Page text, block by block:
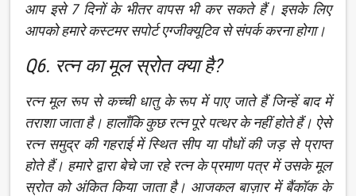
आप इसे 7 दिनों के भीतर वापस भी कर सकते हैं। इसके लिए
आपको हमारे कस्टमर सपोर्ट एग्जीक्यूटिव से संपर्क करना होगा।
Q6. रत्न का मूल स्रोत क्या है?
रत्न मूल रूप से कच्ची धातु के रूप में पाए जाते हैं जिन्हें बाद में
तराशा जाता है। हालाँकि कुछ रत्न पूरे पत्थर के नहीं होते हैं। ऐसे
रत्न समुद्र की गहराई में स्थित सीप या पौधों की जड़ से प्राप्त
होते हैं। हमारे द्वारा बेचे जा रहे रत्न के प्रमाण पत्र में उसके मूल
स्रोत को अंकित किया जाता है। आजकल बाज़ार में बैंकॉक के